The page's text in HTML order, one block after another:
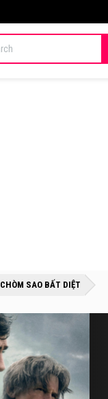
»»
CHÒM SAO BẤT DIỆT